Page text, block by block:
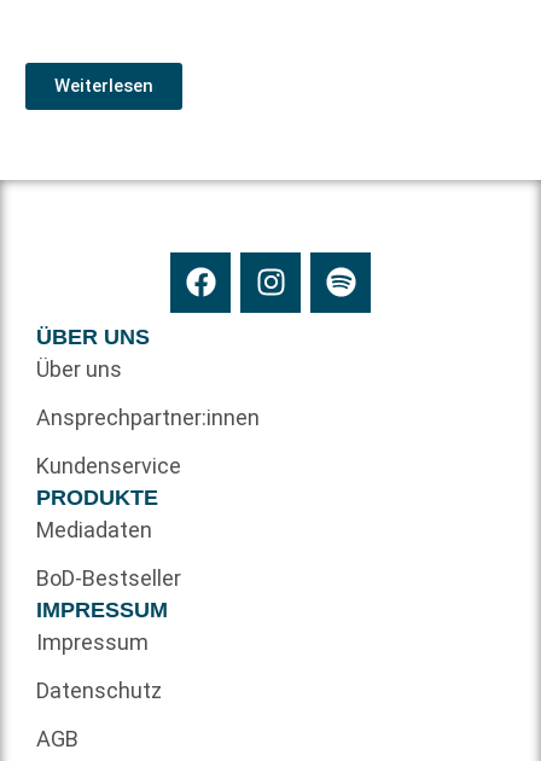
Weiterlesen
ÜBER UNS
Über uns
Ansprechpartner:innen
Kundenservice
PRODUKTE
Mediadaten
BoD-Bestseller
IMPRESSUM
Impressum
Datenschutz
AGB